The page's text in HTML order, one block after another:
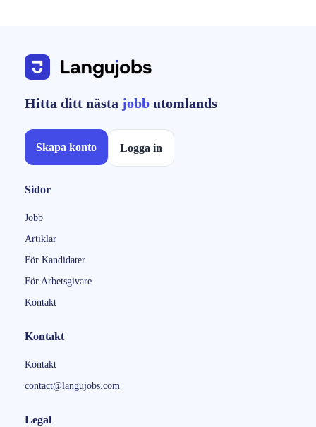
Hitta ditt nästa jobb utomlands
Skapa konto Logga in
Sidor
Jobb
Artiklar
För Kandidater
För Arbetsgivare
Kontakt
Kontakt
Kontakt
contact@langujobs.com
Legal